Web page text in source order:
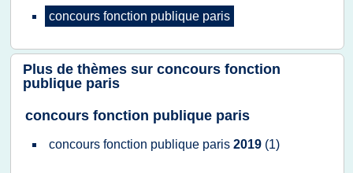
concours fonction publique paris
Plus de thèmes sur concours fonction
publique paris
concours fonction publique paris
concours fonction publique paris 2019 (1)